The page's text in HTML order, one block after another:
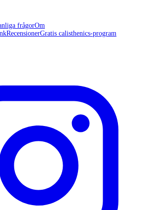
frågorOm
RecensionerGratis calisthenics-program